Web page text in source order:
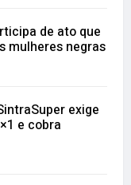
de ato que
mulheres negras
exige
e cobra